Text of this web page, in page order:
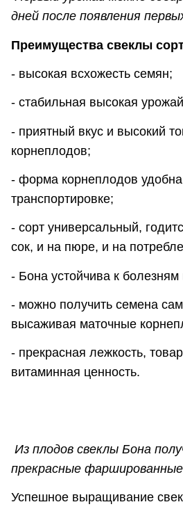
дней после появления
Преимущества свеклы
- высокая всхожесть семян;
- стабильная высокая
- приятный вкус и высокий
корнеплодов;
- форма корнеплодов
транспортировке;
- сорт универсальный,
сок, и на пюре, и на
- Бона устойчива к болезням
- можно получить семена
высаживая маточные
- прекрасная лежкость,
витаминная ценность.
Из плодов свеклы Бона
прекрасные
Успешное выращивание